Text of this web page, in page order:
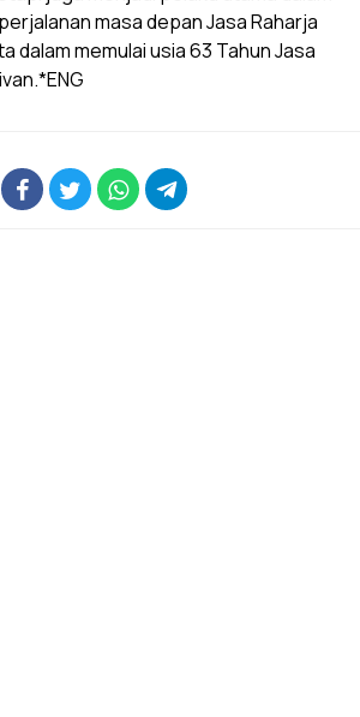
masa depan Jasa Raharja
dalam memulai usia 63 Tahun Jasa